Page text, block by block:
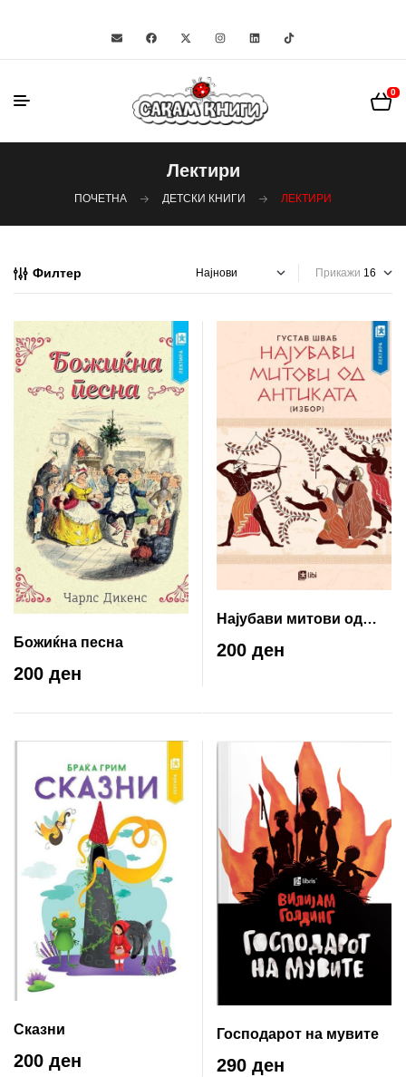
0
Лектири
ПОЧЕТНА ДЕТСКИ КНИГИ ЛЕКТИРИ
Филтер Прикажи
Божиќна песна
200 ден
Најубави митови од
антиката
200 ден
Сказни
200 ден
Господарот на мувите
290 ден